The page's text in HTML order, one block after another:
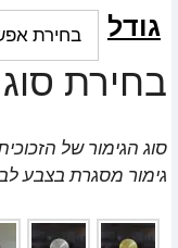
גודל
בחירת
סוג הגימור של
גימור מסגרת בצבע